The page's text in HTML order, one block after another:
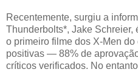
Recentemente, surgiu a
Thunderbolts*, Jake Schreier,
o primeiro filme dos X-Men
positivas — 88% de
críticos verificados. No